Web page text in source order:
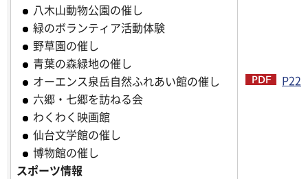
八木山動物公園の催し
緑のボランティア活動体験
野草園の催し
青葉の森緑地の催し
オーエンス泉岳自然ふれあい館の催し
六郷・七郷を訪ねる会
わくわく映画館
仙台文学館の催し
博物館の催し
スポーツ情報